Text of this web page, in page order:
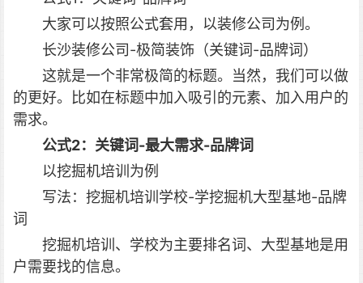
大家可以按照公式套用，以装修公司为例。
长沙装修公司-极简装饰（关键词-品牌词）
这就是一个非常极简的标题。当然，我们可以做
的更好。比如在标题中加入吸引的元素、加入用户的
需求。
公式2：关键词-最大需求-品牌词
以挖掘机培训为例
写法：挖掘机培训学校-学挖掘机大型基地-品牌
词
挖掘机培训、学校为主要排名词、大型基地是用
户需要找的信息。